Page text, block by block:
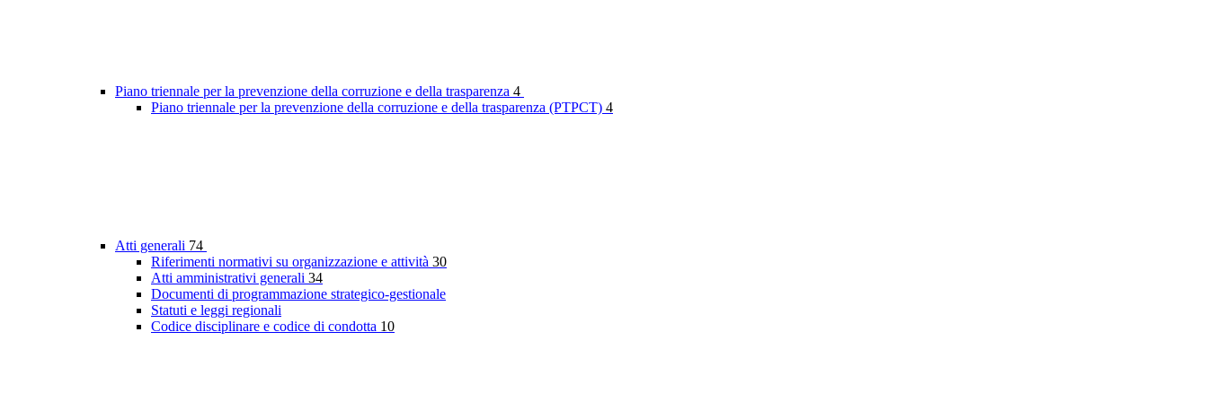
Piano triennale per la prevenzione della corruzione e della trasparenza 4
Piano triennale per la prevenzione della corruzione e della trasparenza (PTPCT) 4
Atti generali 74
Riferimenti normativi su organizzazione e attività 30
Atti amministrativi generali 34
Documenti di programmazione strategico-gestionale
Statuti e leggi regionali
Codice disciplinare e codice di condotta 10